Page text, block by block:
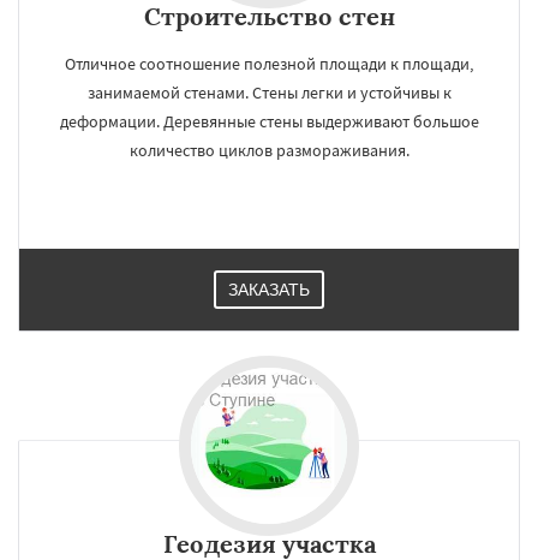
Строительство стен
Отличное соотношение полезной площади к площади,
занимаемой стенами. Стены легки и устойчивы к
деформации. Деревянные стены выдерживают большое
количество циклов размораживания.
ЗАКАЗАТЬ
Геодезия участка